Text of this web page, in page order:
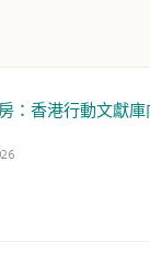
：香港行動文獻